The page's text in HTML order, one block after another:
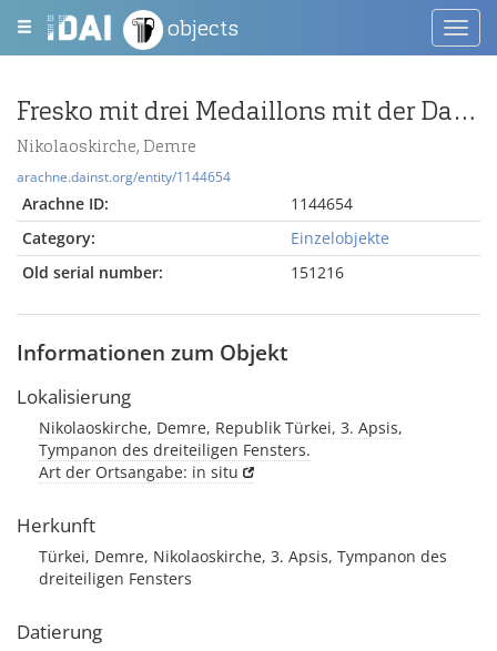
objects
Fresko mit drei Medaillons mit der Darstellung männlicher Heiliger
Nikolaoskirche, Demre
arachne.dainst.org/entity/1144654
Arachne ID:
1144654
Category:
Einzelobjekte
Old serial number:
151216
Informationen zum Objekt
Lokalisierung
Nikolaoskirche, Demre, Republik Türkei, 3. Apsis,
Tympanon des dreiteiligen Fensters.
Art der Ortsangabe: in situ
Herkunft
Türkei, Demre, Nikolaoskirche, 3. Apsis, Tympanon des
dreiteiligen Fensters
Datierung